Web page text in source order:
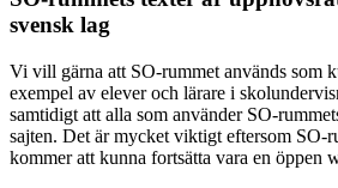
svensk lag
Vi vill gärna att SO-rummet används som
exempel av elever och lärare i
samtidigt att alla som använder SO-
sajten. Det är mycket viktigt eftersom SO-
kommer att kunna fortsätta vara en öppen